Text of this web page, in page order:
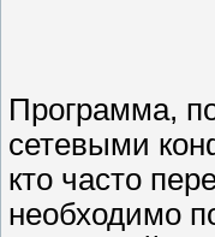
Программа,
сетевыми
кто часто
необходимо